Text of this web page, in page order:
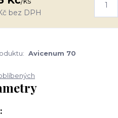
bez DPH
Avicenum 70